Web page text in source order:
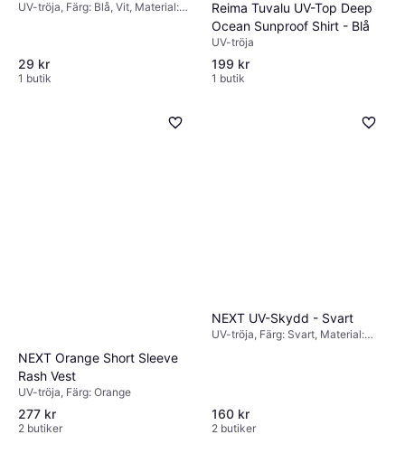
UV-tröja, Färg: Blå, Vit, Material:
29 kr
1 butik
Reima Tuvalu UV-Top Deep
Ocean Sunproof Shirt - Blå
UV-tröja
199 kr
1 butik
NEXT Orange Short Sleeve
Rash Vest
UV-tröja, Färg: Orange
277 kr
2 butiker
NEXT UV-Skydd - Svart
UV-tröja, Färg: Svart, Material:
160 kr
2 butiker